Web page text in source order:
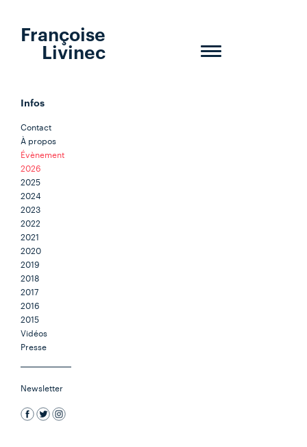
Toggle
Françoise
Livinec
Infos
Contact
À propos
Évènement
2026
2025
2024
2023
2022
2021
2020
2019
2018
2017
2016
2015
Vidéos
Presse
Newsletter